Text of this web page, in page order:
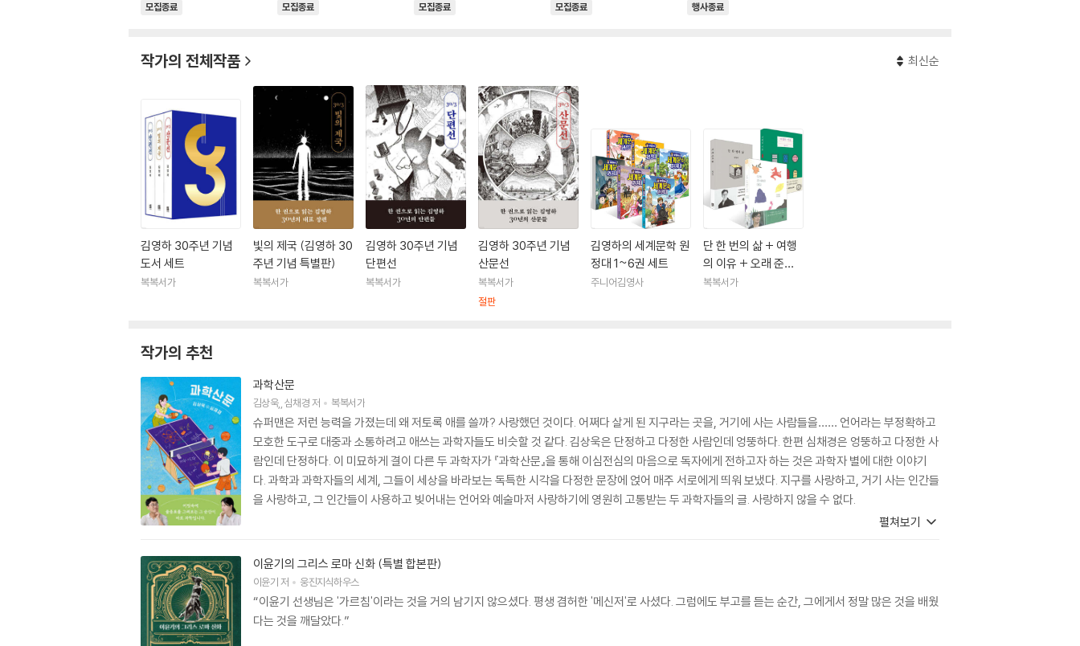
모집종료 모집종료 모집종료 모집종료 행사종료
작가의 전체작품 최신순
김영하 30주년 기념
도서 세트
복복서가
빛의 제국 (김영하 30
주년 기념 특별판)
복복서가
김영하 30주년 기념
단편선
복복서가
김영하 30주년 기념
산문선
복복서가
절판
김영하의 세계문학 원
정대 1~6권 세트
주니어김영사
단 한 번의 삶 + 여행
의 이유 + 오래 준비
복복서가
작가의 추천
과학산문
김상욱, 심채경저 복복서가
슈퍼맨은 저런 능력을 가졌는데 왜 저토록 애를 쓸까? 사랑했던 것이다. 어쩌다 살게 된 지구라는 곳을, 거기에 사는 사람들을…… 언어라는 부정확하고
모호한 도구로 대중과 소통하려고 애쓰는 과학자들도 비슷할 것 같다. 김상욱은 단정하고 다정한 사람인데 엉뚱하다. 한편 심채경은 엉뚱하고 다정한 사
람인데 단정하다. 이 미묘하게 결이 다른 두 과학자가 『과학산문』을 통해 이심전심의 마음으로 독자에게 전하고자 하는 것은 과학자 별에 대한 이야기
다. 과학과 과학자들의 세계, 그들이 세상을 바라보는 독특한 시각을 다정한 문장에 얹어 매주 서로에게 띄워 보냈다. 지구를 사랑하고, 거기 사는 인간들
을 사랑하고, 그 인간들이 사용하고 빚어내는 언어와 예술마저 사랑하기에 영원히 고통받는 두 과학자들의 글. 사랑하지 않을 수 없다.
펼쳐보기
이윤기의 그리스 로마 신화 (특별 합본판)
이윤기저 웅진지식하우스
“이윤기 선생님은 '가르침'이라는 것을 거의 남기지 않으셨다. 평생 겸허한 '메신저'로 사셨다. 그럼에도 부고를 듣는 순간, 그에게서 정말 많은 것을 배웠
다는 것을 깨달았다.”